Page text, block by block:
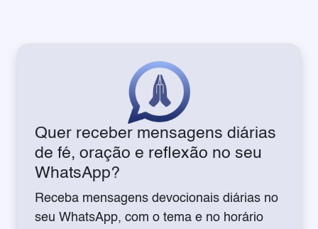
Quer receber mensagens diárias
de fé, oração e reflexão no seu
WhatsApp?
Receba mensagens devocionais diárias no
seu WhatsApp, com o tema e no horário